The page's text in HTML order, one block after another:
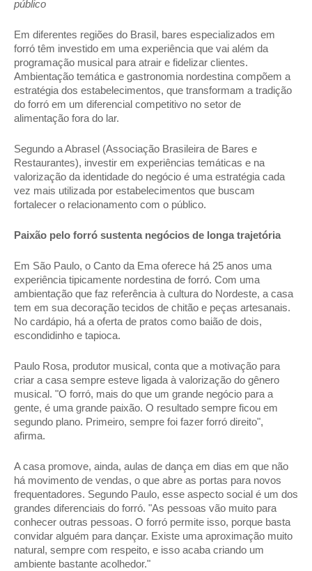
público
Em diferentes regiões do Brasil, bares especializados em
forró têm investido em uma experiência que vai além da
programação musical para atrair e fidelizar clientes.
Ambientação temática e gastronomia nordestina compõem a
estratégia dos estabelecimentos, que transformam a tradição
do forró em um diferencial competitivo no setor de
alimentação fora do lar.
Segundo a Abrasel (Associação Brasileira de Bares e
Restaurantes), investir em experiências temáticas e na
valorização da identidade do negócio é uma estratégia cada
vez mais utilizada por estabelecimentos que buscam
fortalecer o relacionamento com o público.
Paixão pelo forró sustenta negócios de longa trajetória
Em São Paulo, o Canto da Ema oferece há 25 anos uma
experiência tipicamente nordestina de forró. Com uma
ambientação que faz referência à cultura do Nordeste, a casa
tem em sua decoração tecidos de chitão e peças artesanais.
No cardápio, há a oferta de pratos como baião de dois,
escondidinho e tapioca.
Paulo Rosa, produtor musical, conta que a motivação para
criar a casa sempre esteve ligada à valorização do gênero
musical. "O forró, mais do que um grande negócio para a
gente, é uma grande paixão. O resultado sempre ficou em
segundo plano. Primeiro, sempre foi fazer forró direito",
afirma.
A casa promove, ainda, aulas de dança em dias em que não
há movimento de vendas, o que abre as portas para novos
frequentadores. Segundo Paulo, esse aspecto social é um dos
grandes diferenciais do forró. "As pessoas vão muito para
conhecer outras pessoas. O forró permite isso, porque basta
convidar alguém para dançar. Existe uma aproximação muito
natural, sempre com respeito, e isso acaba criando um
ambiente bastante acolhedor."